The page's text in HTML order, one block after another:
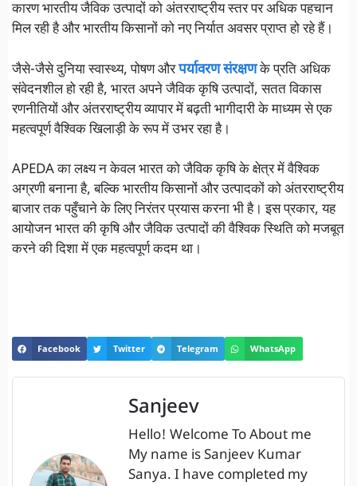
कारण भारतीय जैविक उत्पादों को अंतरराष्ट्रीय स्तर पर अधिक पहचान
मिल रही है और भारतीय किसानों को नए निर्यात अवसर प्राप्त हो रहे हैं।
जैसे-जैसे दुनिया स्वास्थ्य, पोषण औरपर्यावरण संरक्षणके प्रति अधिक
संवेदनशील हो रही है, भारत अपने जैविक कृषि उत्पादों, सतत विकास
रणनीतियों और अंतरराष्ट्रीय व्यापार में बढ़ती भागीदारी के माध्यम से एक
महत्वपूर्ण वैश्विक खिलाड़ी के रूप में उभर रहा है।
APEDA का लक्ष्य न केवल भारत को जैविक कृषि के क्षेत्र में वैश्विक
अग्रणी बनाना है, बल्कि भारतीय किसानों और उत्पादकों को अंतरराष्ट्रीय
बाजार तक पहुँचाने के लिए निरंतर प्रयास करना भी है। इस प्रकार, यह
आयोजन भारत की कृषि और जैविक उत्पादों की वैश्विक स्थिति को मजबूत
करने की दिशा में एक महत्वपूर्ण कदम था।
Facebook Twitter Telegram WhatsApp
Sanjeev
Hello! Welcome To About me
My name is Sanjeev Kumar
Sanya. I have completed my